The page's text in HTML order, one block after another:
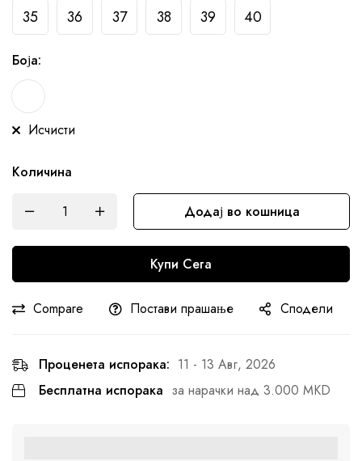
35 36 37 38 39 40
Боја:
Исчисти
Количина
Додај во кошница
Купи Сега
Compare Постави прашање Сподели
Проценета испорака: 11 - 13 Авг, 2026
Бесплатна испорака за нарачки над 3.000 MKD